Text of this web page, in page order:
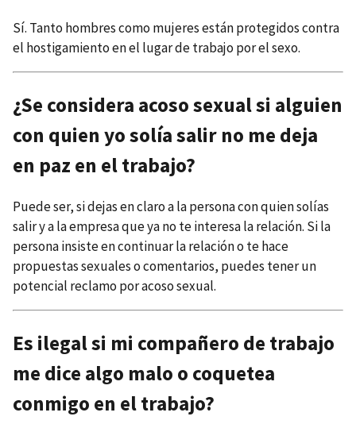
Sí. Tanto hombres como mujeres están protegidos contra
el hostigamiento en el lugar de trabajo por el sexo.
¿Se considera acoso sexual si alguien
con quien yo solía salir no me deja
en paz en el trabajo?
Puede ser, si dejas en claro a la persona con quien solías
salir y a la empresa que ya no te interesa la relación. Si la
persona insiste en continuar la relación o te hace
propuestas sexuales o comentarios, puedes tener un
potencial reclamo por acoso sexual.
Es ilegal si mi compañero de trabajo
me dice algo malo o coquetea
conmigo en el trabajo?